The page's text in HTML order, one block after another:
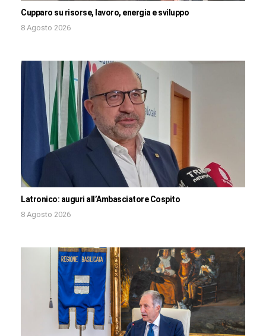
Cupparo su risorse, lavoro, energia e sviluppo
8 Agosto 2026
Latronico: auguri all’Ambasciatore Cospito
8 Agosto 2026